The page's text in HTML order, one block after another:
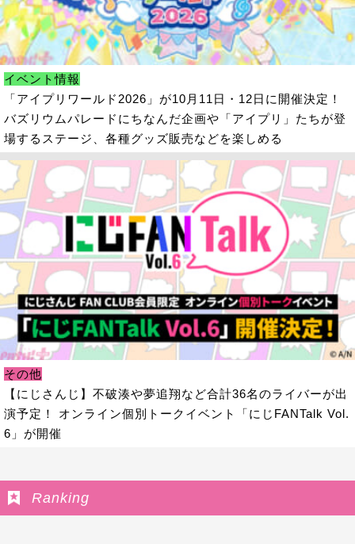
イベント情報
「アイプリワールド2026」が10月11日・12日に開催決定！
バズリウムパレードにちなんだ企画や「アイプリ」たちが登
場するステージ、各種グッズ販売などを楽しめる
その他
【にじさんじ】不破湊や夢追翔など合計36名のライバーが出
演予定！ オンライン個別トークイベント「にじFANTalk Vol.
6」が開催
Ranking